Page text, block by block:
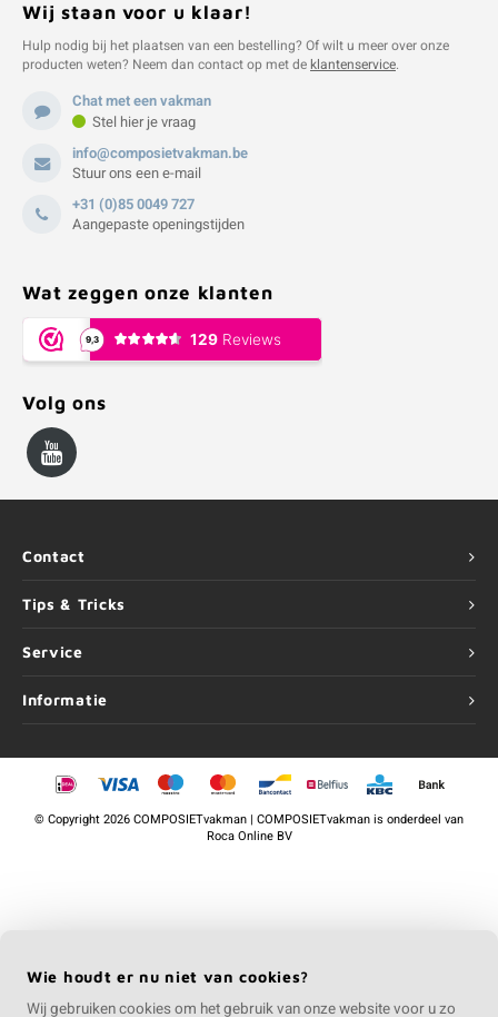
Wij staan voor u klaar!
Hulp nodig bij het plaatsen van een bestelling? Of wilt u meer over onze
producten weten? Neem dan contact op met deklantenservice.
Chat met een vakman
Stel hier je vraag
info@composietvakman.be
Stuur ons een e-mail
+31 (0)85 0049 727
Aangepaste openingstijden
Wat zeggen onze klanten
Volg ons
Contact
Tips & Tricks
Service
Informatie
©Copyright2026 COMPOSIETvakman | COMPOSIETvakman is onderdeel van
Roca Online BV
Wie houdt er nu niet van cookies?
Wij gebruiken cookies om het gebruik van onze website voor u zo